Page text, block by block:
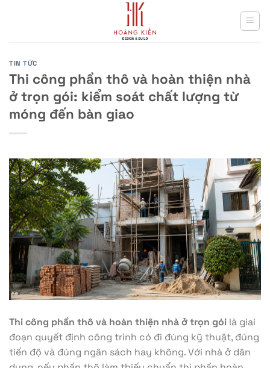
TIN TỨC
Thi công phần thô và hoàn thiện nhà
ở trọn gói: kiểm soát chất lượng từ
móng đến bàn giao
Thi công phần thô và hoàn thiện nhà ở trọn gói là giai
đoạn quyết định công trình có đi đúng kỹ thuật, đúng
tiến độ và đúng ngân sách hay không. Với nhà ở dân